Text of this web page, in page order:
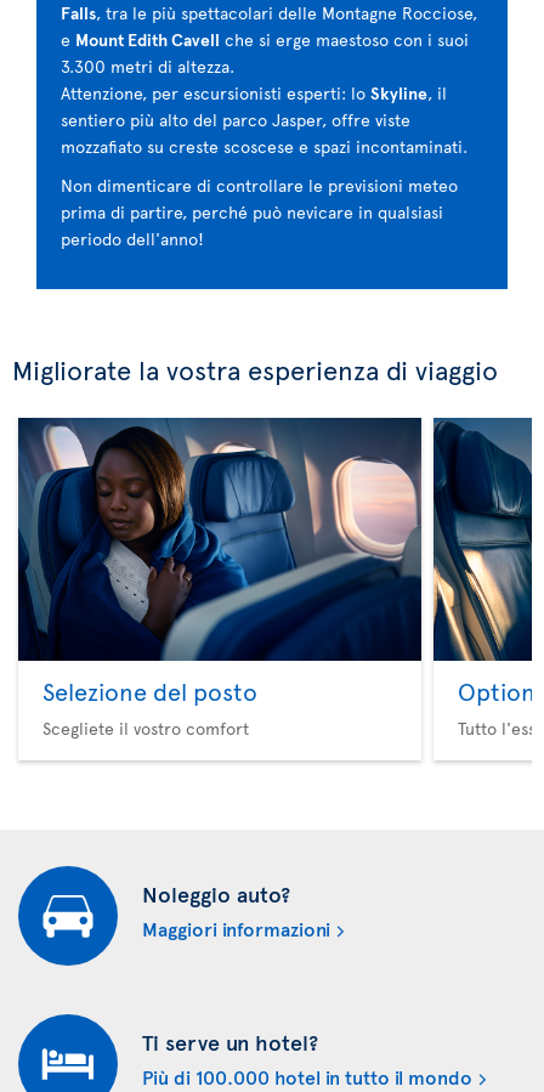
Falls, tra le più spettacolari delle Montagne Rocciose,
e Mount Edith Cavell che si erge maestoso con i suoi
3.300 metri di altezza.
Attenzione, per escursionisti esperti: lo Skyline, il
sentiero più alto del parco Jasper, offre viste
mozzafiato su creste scoscese e spazi incontaminati.
Non dimenticare di controllare le previsioni meteo
prima di partire, perché può nevicare in qualsiasi
periodo dell'anno!
Migliorate la vostra esperienza di viaggio
Selezione del posto
Scegliete il vostro comfort
Option
Tutto
Noleggio auto?
Maggiori informazioni
Ti serve un hotel?
Più di 100.000 hotel in tutto il mondo